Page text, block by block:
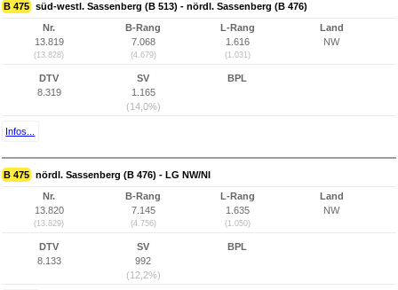
B 475 süd-westl. Sassenberg (B 513) - nördl. Sassenberg (B 476)
Nr.
13.819
(13.828)
B-Rang
7.068
(4.679)
L-Rang
1.616
(1.031)
Land
NW
DTV
8.319
SV
1.165
(14,0%)
BPL
Infos...
B 475 nördl. Sassenberg (B 476) - LG NW/NI
Nr.
13.820
(13.829)
B-Rang
7.145
(4.756)
L-Rang
1.635
(1.050)
Land
NW
DTV
8.133
SV
992
(12,2%)
BPL